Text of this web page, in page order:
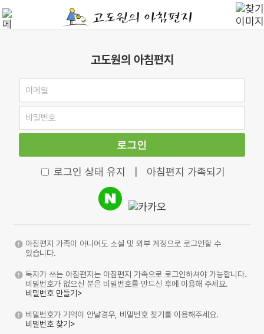
고도원의 아침편지
로그인
로그인 상태 유지 아침편지 가족되기
아침편지 가족이 아니어도 소셜 및 외부 계정으로 로그인할 수
있습니다.
독자가 쓰는 아침편지는 아침편지 가족으로 로그인하셔야 가능합니다.
비밀번호가 없으신 분은 비밀번호를 만드신 후에 이용해 주세요.
비밀번호 만들기>
비밀번호가 기억이 안날경우, 비밀번호 찾기를 이용해주세요.
비밀번호 찾기>